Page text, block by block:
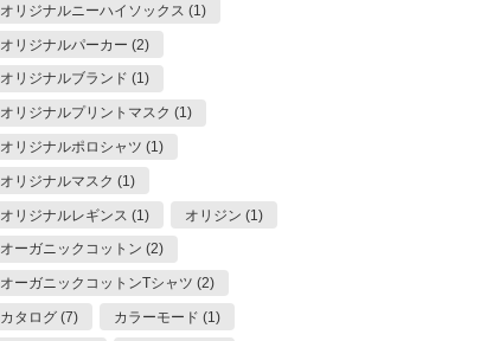
オリジナルニーハイソックス (1)
オリジナルパーカー (2)
オリジナルブランド (1)
オリジナルプリントマスク (1)
オリジナルポロシャツ (1)
オリジナルマスク (1)
オリジナルレギンス (1) オリジン (1)
オーガニックコットン (2)
オーガニックコットンTシャツ (2)
カタログ (7) カラーモード (1)